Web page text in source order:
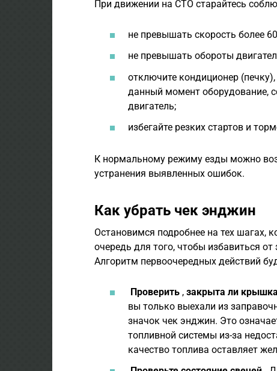
При движении на СТО старайтесь
не превышать скорость более
не превышать обороты
отключите кондиционер
данный момент оборудование,
двигатель;
избегайте резких стартов и
К нормальному режиму езды можно
устранения выявленных ошибок.
Как убрать чек энджин
Остановимся подробнее на тех шагах,
очередь для того, чтобы избавиться
Алгоритм первоочередных действий
Проверить , закрыта ли
вы только выехали из
значок чек энджин. Это
топливной системы из-за
качество топлива оставляет